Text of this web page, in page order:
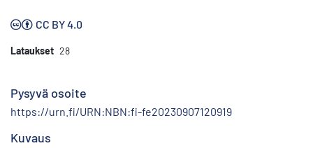
CC BY 4.0
Lataukset 28
Pysyvä osoite
https://urn.fi/URN:NBN:fi-fe20230907120919
Kuvaus